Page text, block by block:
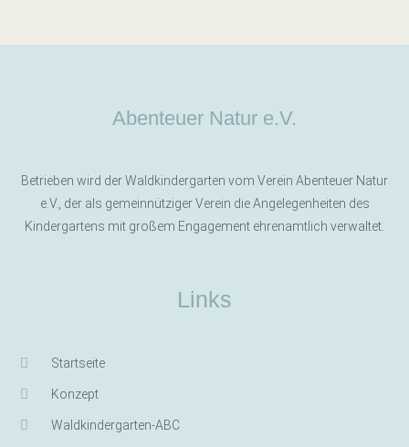
Abenteuer Natur e.V.
Betrieben wird der Waldkindergarten vom Verein Abenteuer Natur
e.V., der als gemeinnütziger Verein die Angelegenheiten des
Kindergartens mit großem Engagement ehrenamtlich verwaltet.
Links
Startseite
Konzept
Waldkindergarten-ABC